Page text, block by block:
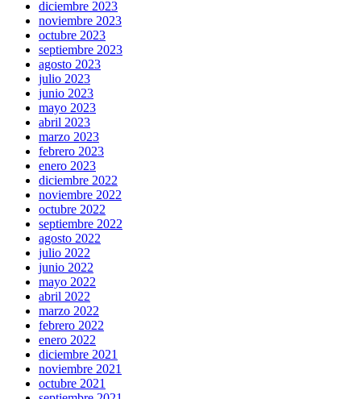
diciembre 2023
noviembre 2023
octubre 2023
septiembre 2023
agosto 2023
julio 2023
junio 2023
mayo 2023
abril 2023
marzo 2023
febrero 2023
enero 2023
diciembre 2022
noviembre 2022
octubre 2022
septiembre 2022
agosto 2022
julio 2022
junio 2022
mayo 2022
abril 2022
marzo 2022
febrero 2022
enero 2022
diciembre 2021
noviembre 2021
octubre 2021